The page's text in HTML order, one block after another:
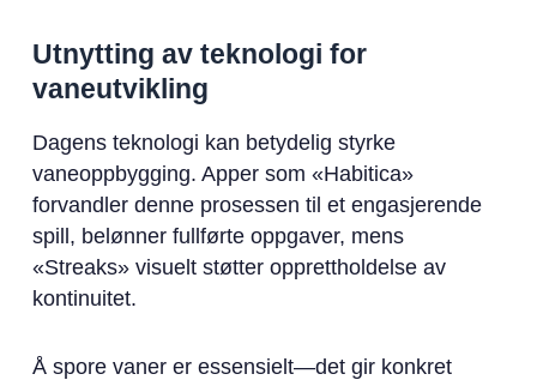
Utnytting av teknologi for
vaneutvikling
Dagens teknologi kan betydelig styrke
vaneoppbygging. Apper som «Habitica»
forvandler denne prosessen til et engasjerende
spill, belønner fullførte oppgaver, mens
«Streaks» visuelt støtter opprettholdelse av
kontinuitet.
Å spore vaner er essensielt—det gir konkret